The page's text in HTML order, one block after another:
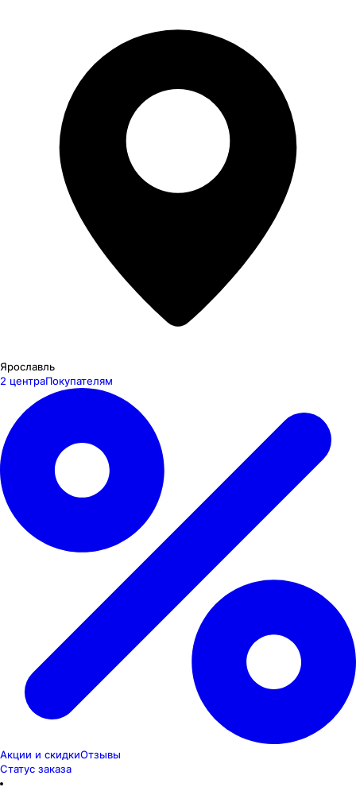
Ярославль
2 центраПокупателям
Акции и скидкиОтзывы
Статус заказа